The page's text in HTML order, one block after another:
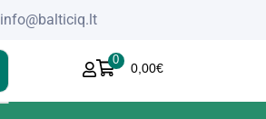
info@balticiq.lt
0
0,00€